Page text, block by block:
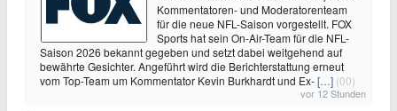
Kommentatoren- und Moderatorenteam
für die neue NFL-Saison vorgestellt. FOX
Sports hat sein On-Air-Team für die NFL-
Saison 2026 bekannt gegeben und setzt dabei weitgehend auf
bewährte Gesichter. Angeführt wird die Berichterstattung erneut
vom Top-Team um Kommentator Kevin Burkhardt und Ex-[…] (00)
vor 12 Stunden